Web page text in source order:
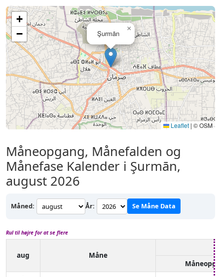
Şurmān
×
+
−
Leaflet | © OSM
Måneopgang, Månefalden og
Månefase Kalender i Şurmān,
august 2026
Måned: År: Se Måne Data
Rul til højre for at se flere
aug
Måne